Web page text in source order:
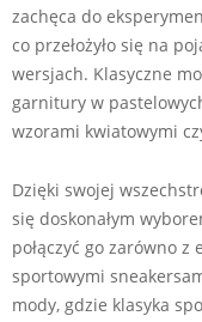
zachęca do
co przełożyło się na
wersjach. Klasyczne
garnitury w
wzorami kwiatowymi
Dzięki swojej
się doskonałym
połączyć go zarówno
sportowymi
mody, gdzie klasyka